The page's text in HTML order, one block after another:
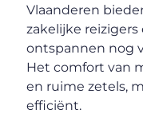
Vlaanderen
zakelijke
ontspannen nog
Het comfort van
en ruime zetels,
efficiënt.